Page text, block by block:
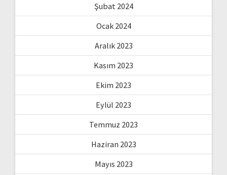
Şubat 2024
Ocak 2024
Aralık 2023
Kasım 2023
Ekim 2023
Eylül 2023
Temmuz 2023
Haziran 2023
Mayıs 2023